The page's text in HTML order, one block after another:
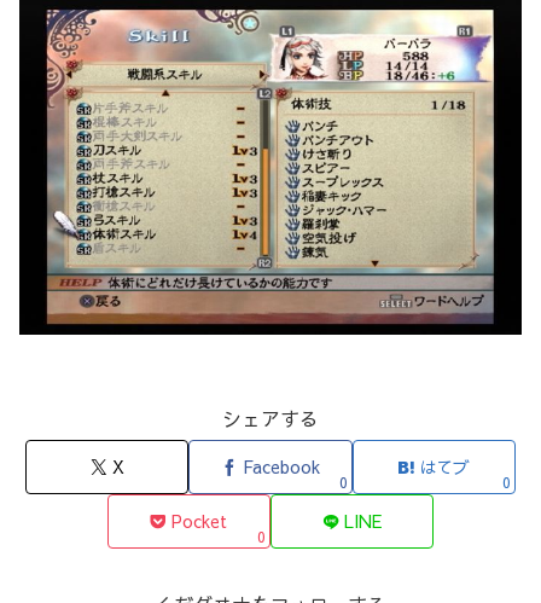
シェアする
X Facebook
0
はてブ
0
Pocket
0
LINE